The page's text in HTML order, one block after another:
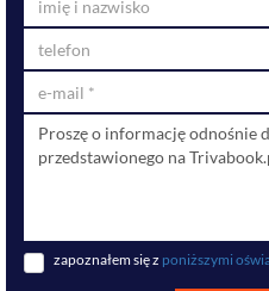
zapoznałem się z poniższymi